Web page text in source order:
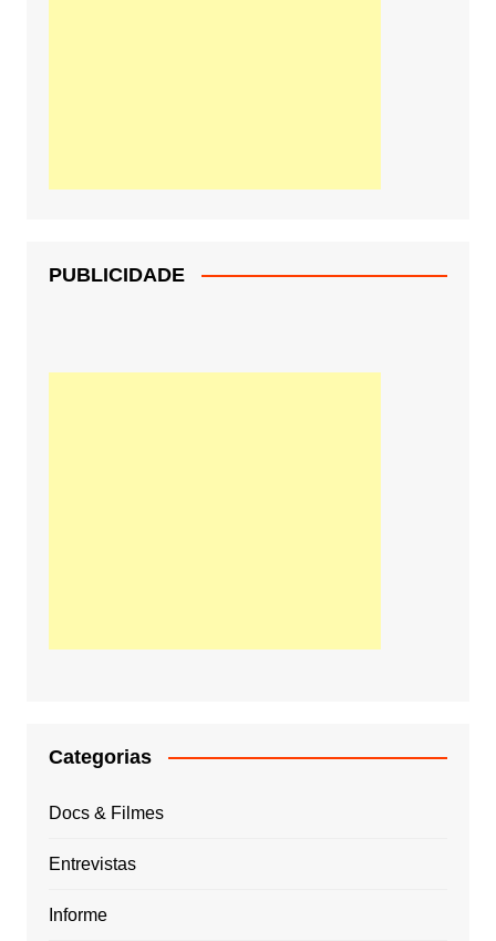
PUBLICIDADE
Categorias
Docs & Filmes
Entrevistas
Informe